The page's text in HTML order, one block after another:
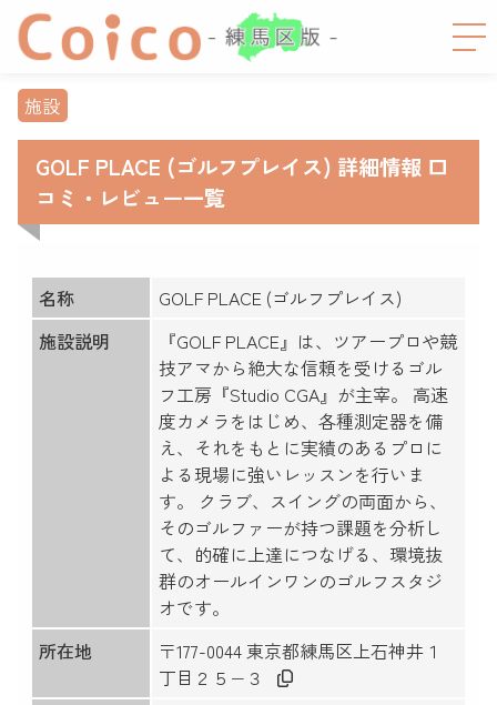
施設
GOLF PLACE (ゴルフプレイス) 詳細情報 口
コミ・レビュー一覧
名称
GOLF PLACE (ゴルフプレイス)
施設説明
『GOLF PLACE』は、ツアープロや競
技アマから絶大な信頼を受けるゴル
フ工房『Studio CGA』が主宰。 高速
度カメラをはじめ、各種測定器を備
え、それをもとに実績のあるプロに
よる現場に強いレッスンを行いま
す。 クラブ、スイングの両面から、
そのゴルファーが持つ課題を分析し
て、的確に上達につなげる、環境抜
群のオールインワンのゴルフスタジ
オです。
所在地
〒177-0044 東京都練馬区上石神井１
丁目２５−３